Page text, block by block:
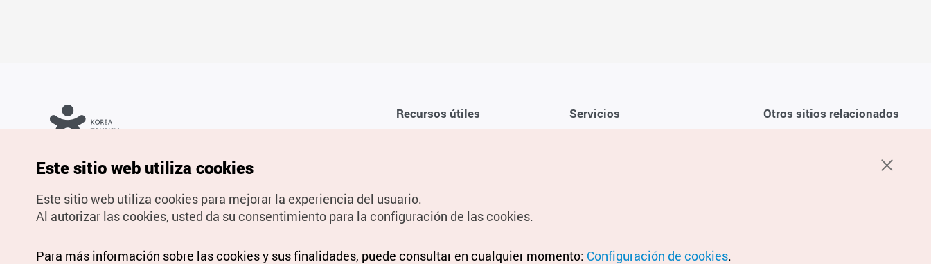
Recursos útiles
Guías digitales
Servicios
Términos y condiciones de ubicación
Otros sitios relacionados
derechos reservados.
Para informes de errores y cuestiones relacionadas con el sitio
spanish@knto.or.kr
Este sitio web utiliza cookies
Este sitio web utiliza cookies para mejorar la experiencia del usuario.
Al autorizar las cookies, usted da su consentimiento para la configuración de las cookies.
Para más información sobre las cookies y sus finalidades, puede consultar en cualquier momento: Configuración de cookies.